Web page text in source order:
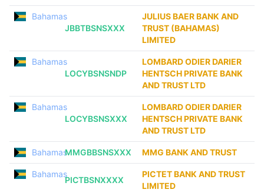
Bahamas
JBBTBSNSXXX
JULIUS BAER BANK AND
TRUST (BAHAMAS)
LIMITED
Bahamas
LOCYBSNSNDP
LOMBARD ODIER DARIER
HENTSCH PRIVATE BANK
AND TRUST LTD
Bahamas
LOCYBSNSXXX
LOMBARD ODIER DARIER
HENTSCH PRIVATE BANK
AND TRUST LTD
BahamasMMGBBSNSXXX MMG BANK AND TRUST
Bahamas
PICTBSNXXXX
PICTET BANK AND TRUST
LIMITED